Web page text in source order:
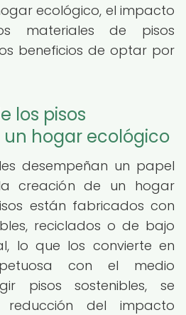
ecológico, el impacto
materiales de pisos
beneficios de optar por
los pisos
un hogar ecológico
desempeñan un papel
creación de un hogar
están fabricados con
reciclados o de bajo
lo que los convierte en
con el medio
pisos sostenibles, se
del impacto